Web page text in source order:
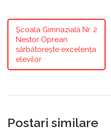
Școala Gimnazială Nr. 2
Nestor Oprean
sărbătorește excelența
elevilor
Postari similare